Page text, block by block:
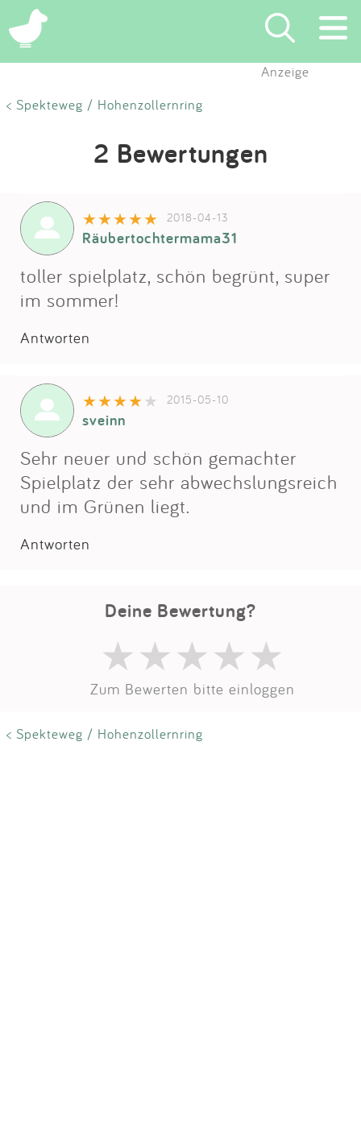
Suchen
Eintragen
Blog
Partner
Anzeige
< Spekteweg / Hohenzollernring
2 Bewertungen
2018-04-13
Räubertochtermama31
toller spielplatz, schön begrünt, super
im sommer!
Antworten
2015-05-10
sveinn
Sehr neuer und schön gemachter
Spielplatz der sehr abwechslungsreich
und im Grünen liegt.
Antworten
Deine Bewertung?
Zum Bewerten bitte einloggen
< Spekteweg / Hohenzollernring